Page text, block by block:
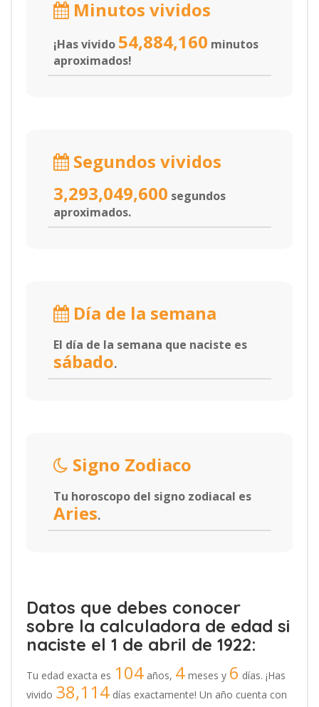
Minutos vividos
¡Has vivido 54,884,160 minutos
aproximados!
Segundos vividos
3,293,049,600 segundos
aproximados.
Día de la semana
El día de la semana que naciste es
sábado.
Signo Zodiaco
Tu horoscopo del signo zodiacal es
Aries.
Datos que debes conocer
sobre la calculadora de edad si
naciste el 1 de abril de 1922:
Tu edad exacta es 104 años, 4 meses y 6 días. ¡Has
vivido 38,114 días exactamente! Un año cuenta con